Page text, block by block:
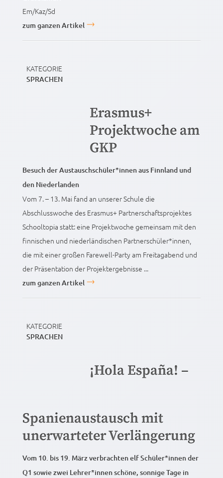
Em/Kaz/Sd
zum ganzen Artikel
KATEGORIE
SPRACHEN
Erasmus+
Projektwoche am
GKP
Besuch der Austauschschüler*innen aus Finnland und
den Niederlanden
Vom 7. – 13. Mai fand an unserer Schule die
Abschlusswoche des Erasmus+ Partnerschaftsprojektes
Schooltopia statt: eine Projektwoche gemeinsam mit den
finnischen und niederländischen Partnerschüler*innen,
die mit einer großen Farewell-Party am Freitagabend und
der Präsentation der Projektergebnisse ...
zum ganzen Artikel
KATEGORIE
SPRACHEN
¡Hola España! –
Spanienaustausch mit
unerwarteter Verlängerung
Vom 10. bis 19. März verbrachten elf Schüler*innen der
Q1 sowie zwei Lehrer*innen schöne, sonnige Tage in